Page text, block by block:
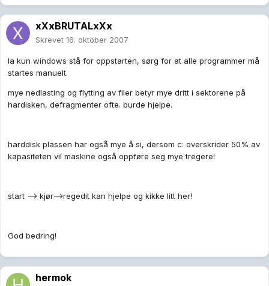
xXxBRUTALxXx
Skrevet 16. oktober 2007
la kun windows stå for oppstarten, sørg for at alle programmer må
startes manuelt.
mye nedlasting og flytting av filer betyr mye dritt i sektorene på
hardisken, defragmenter ofte. burde hjelpe.
harddisk plassen har også mye å si, dersom c: overskrider 50% av
kapasiteten vil maskine også oppføre seg mye tregere!
start --> kjør-->regedit kan hjelpe og kikke litt her!
God bedring!
hermok